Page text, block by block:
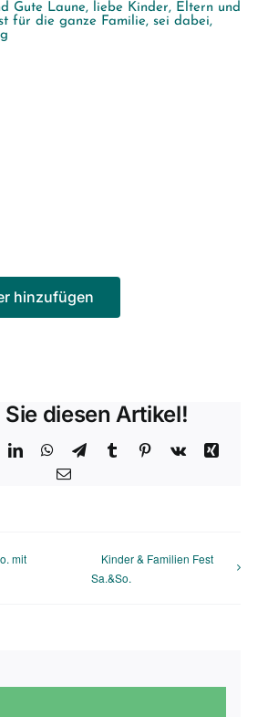
Gute Laune, liebe Kinder, Eltern und
für die ganze Familie, sei dabei,
hinzufügen
Sie diesen Artikel!
LinkedInWhatsApp
TelegramTumblrPinterest
Vk
Xing
E-
mit
Kinder & Familien Fest
Sa.&So.